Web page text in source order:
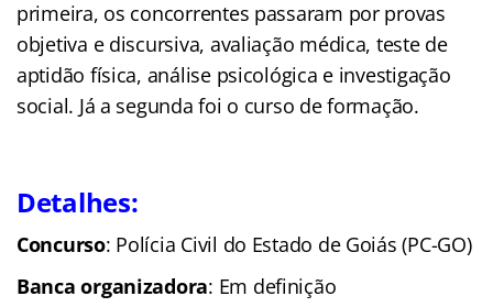
primeira, os concorrentes passaram por provas
objetiva e discursiva, avaliação médica, teste de
aptidão física, análise psicológica e investigação
social. Já a segunda foi o curso de formação.
Detalhes:
Concurso: Polícia Civil do Estado de Goiás (PC-GO)
Banca organizadora: Em definição